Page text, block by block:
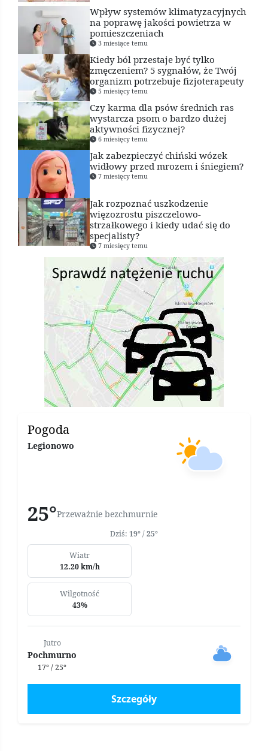
Wpływ systemów klimatyzacyjnych
na poprawę jakości powietrza w
pomieszczeniach
3 miesiące temu
Kiedy ból przestaje być tylko
zmęczeniem? 5 sygnałów, że Twój
organizm potrzebuje fizjoterapeuty
5 miesięcy temu
Czy karma dla psów średnich ras
wystarcza psom o bardzo dużej
aktywności fizycznej?
6 miesięcy temu
Jak zabezpieczyć chiński wózek
widłowy przed mrozem i śniegiem?
7 miesięcy temu
Jak rozpoznać uszkodzenie
więzozrostu piszczelowo-
strzałkowego i kiedy udać się do
specjalisty?
7 miesięcy temu
Pogoda
Legionowo
25°Przeważnie bezchmurnie
Dziś: 19°/25°
Wiatr
12.20 km/h
Wilgotność
43%
Jutro
Pochmurno
17° / 25°
Szczegóły